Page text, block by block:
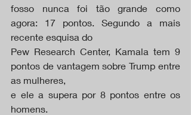
fosso nunca foi tão grande como
agora: 17 pontos. Segundo a mais
recente esquisa do
Pew Research Center, Kamala tem 9
pontos de vantagem sobre Trump entre
as mulheres,
e ele a supera por 8 pontos entre os
homens.